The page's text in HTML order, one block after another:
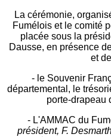
La cérémonie,
Fumélois et le comité
placée sous la
Dausse, en présence
et
- le Souvenir
départemental, le
porte-drapeau
- L'AMMAC du
président, F.